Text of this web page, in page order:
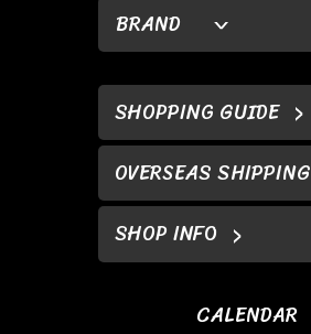
BRAND
SHOPPING GUIDE
OVERSEAS SHIPPING
SHOP INFO
CALENDAR